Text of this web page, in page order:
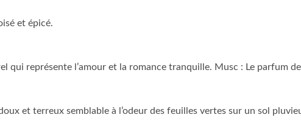
et épicé.
qui représente l’amour et la romance tranquille. Musc : Le parfum
et terreux semblable à l’odeur des feuilles vertes sur un sol